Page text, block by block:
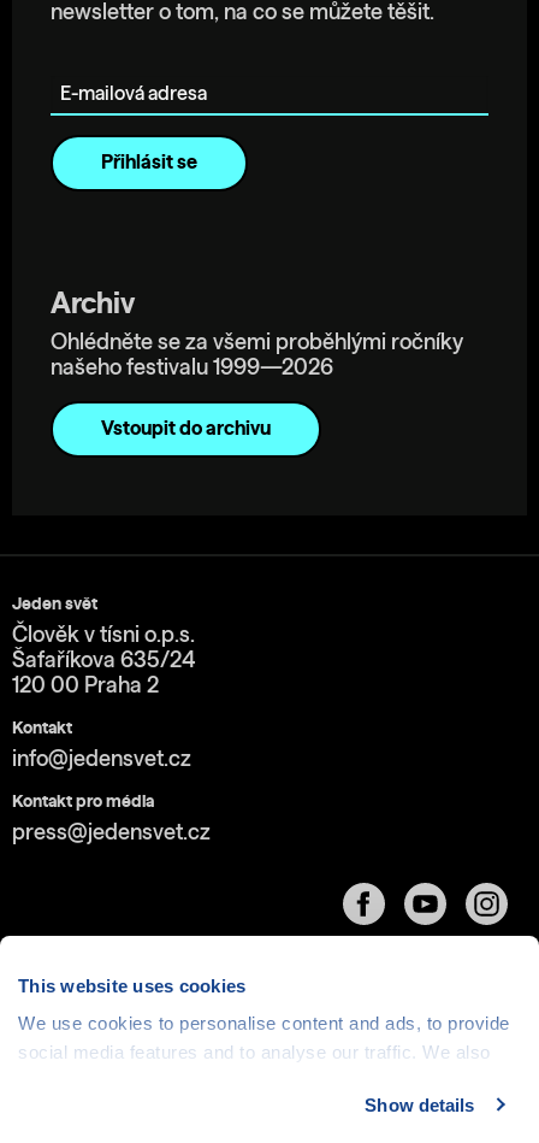
This website uses cookies
We use cookies to personalise content and ads, to provide
social media features and to analyse our traffic. We also
media, advertising and analytics partners who may
Show details
newsletter o tom, na co se můžete těšit.
Archiv
Ohlédněte se za všemi proběhlými ročníky
našeho festivalu 1999—2026
Vstoupit do archivu
Jeden svět
Člověk v tísni o.p.s.
Šafaříkova 635/24
120 00 Praha 2
Kontakt
info@jedensvet.cz
Kontakt pro média
press@jedensvet.cz
Cookies| © 1999-2026 Člověk v tísni o.p.s., web běží